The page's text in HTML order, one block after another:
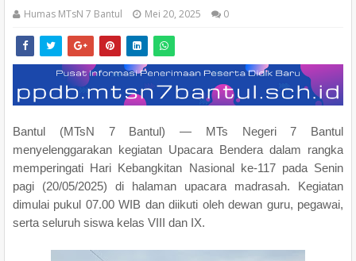
Humas MTsN 7 Bantul Mei 20, 2025 0
Bantul (MTsN 7 Bantul) — MTs Negeri 7 Bantul
menyelenggarakan kegiatan Upacara Bendera dalam rangka
memperingati Hari Kebangkitan Nasional ke-117 pada Senin
pagi (20/05/2025) di halaman upacara madrasah. Kegiatan
dimulai pukul 07.00 WIB dan diikuti oleh dewan guru, pegawai,
serta seluruh siswa kelas VIII dan IX.